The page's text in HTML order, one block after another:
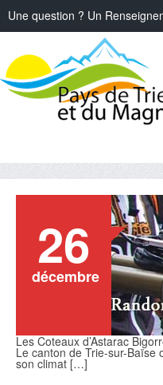
Une question ? Un
26
décembre
Les Coteaux d’Astarac
Le canton de Trie-sur-Baïse
son climat […]